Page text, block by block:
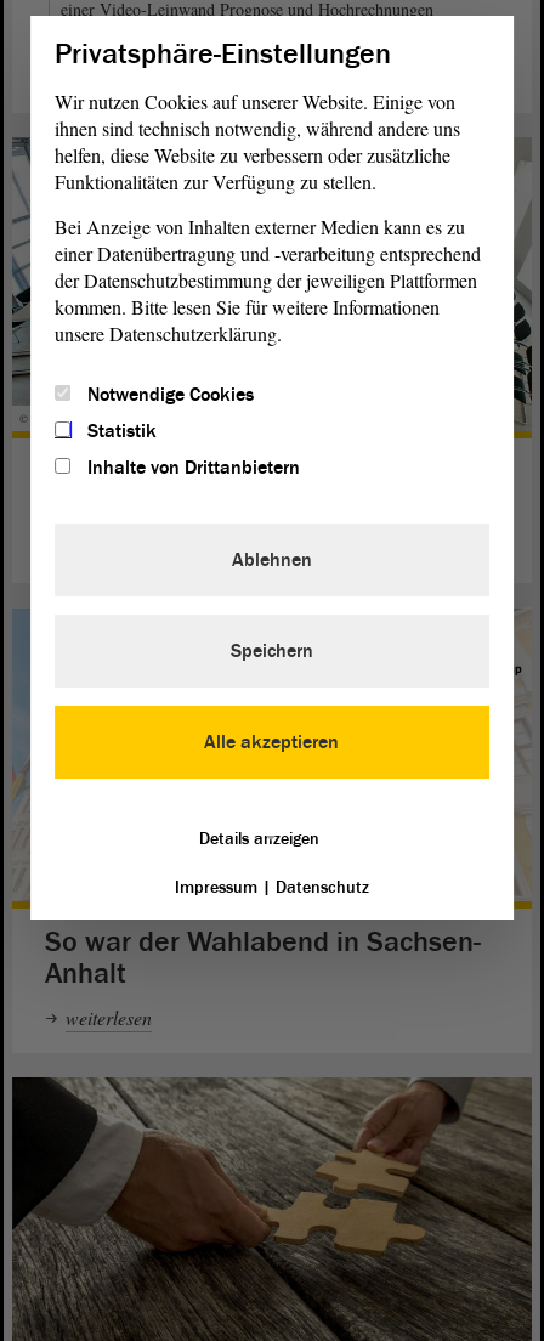
einer Video-Leinwand Prognose und Hochrechnungen
© ltlsa
Wie konstituiert sich der Landtag?
So war der Wahlabend in Sachsen-
Anhalt
weiterlesen
Privatsphäre-Einstellungen
Wir nutzen Cookies auf unserer Website. Einige von
ihnen sind technisch notwendig, während andere uns
helfen, diese Website zu verbessern oder zusätzliche
Funktionalitäten zur Verfügung zu stellen.
Bei Anzeige von Inhalten externer Medien kann es zu
einer Datenübertragung und -verarbeitung entsprechend
der Datenschutzbestimmung der jeweiligen Plattformen
kommen. Bitte lesen Sie für weitere Informationen
unsere Datenschutzerklärung.
Notwendige Cookies
Statistik
Inhalte von Drittanbietern
Alle akzeptieren
Ablehnen
Speichern
Details anzeigen
Impressum| Datenschutz